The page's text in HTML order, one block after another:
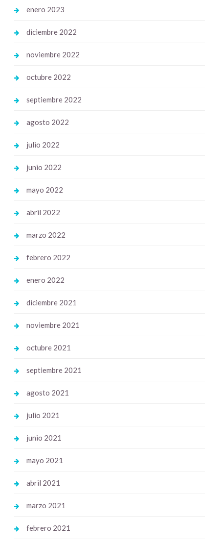
enero 2023
diciembre 2022
noviembre 2022
octubre 2022
septiembre 2022
agosto 2022
julio 2022
junio 2022
mayo 2022
abril 2022
marzo 2022
febrero 2022
enero 2022
diciembre 2021
noviembre 2021
octubre 2021
septiembre 2021
agosto 2021
julio 2021
junio 2021
mayo 2021
abril 2021
marzo 2021
febrero 2021